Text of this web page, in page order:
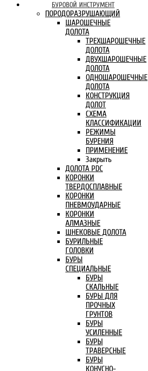
БУРОВОЙ ИНСТРУМЕНТ
ПОРОДОРАЗРУШАЮЩИЙ
ШАРОШЕЧНЫЕ
ДОЛОТА
ТРЕХШАРОШЕЧНЫЕ
ДОЛОТА
ДВУХШАРОШЕЧНЫЕ
ДОЛОТА
ОДНОШАРОШЕЧНЫЕ
ДОЛОТА
КОНСТРУКЦИЯ
ДОЛОТ
СХЕМА
КЛАССИФИКАЦИИ
РЕЖИМЫ
БУРЕНИЯ
ПРИМЕНЕНИЕ
Закрыть
ДОЛОТА PDC
КОРОНКИ
ТВЕРДОСПЛАВНЫЕ
КОРОНКИ
ПНЕВМОУДАРНЫЕ
КОРОНКИ
АЛМАЗНЫЕ
ШНЕКОВЫЕ ДОЛОТА
БУРИЛЬНЫЕ
ГОЛОВКИ
БУРЫ
СПЕЦИАЛЬНЫЕ
БУРЫ
СКАЛЬНЫЕ
БУРЫ ДЛЯ
ПРОЧНЫХ
ГРУНТОВ
БУРЫ
УСИЛЕННЫЕ
БУРЫ
ТРАВЕРСНЫЕ
БУРЫ
КОНУСНО-